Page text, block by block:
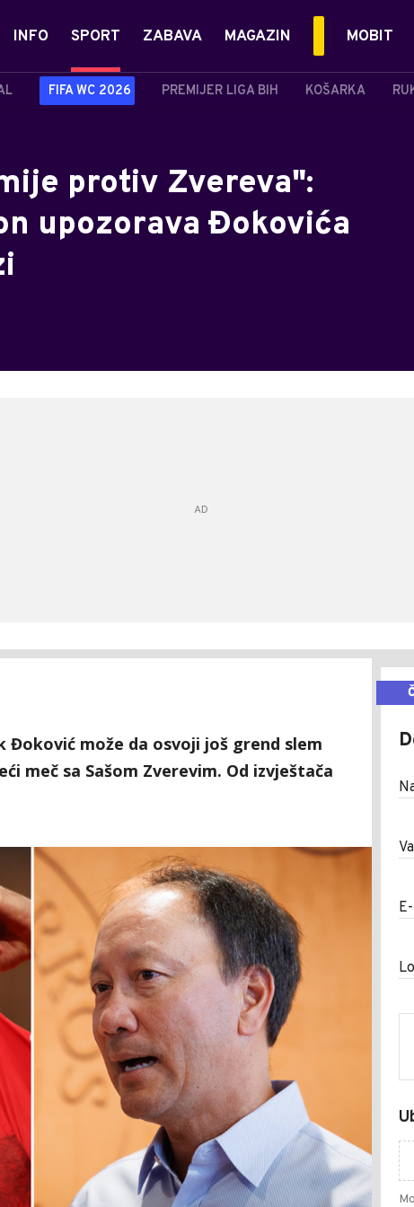
INFO SPORT
FIFA WC 2026 PREMIJER LIGA BIH KOŠARKA
ZABAVA MAGAZIN MOBIT
protiv Zvereva":
upozorava Đokovića
Đoković može da osvoji još grend slem
meč sa Sašom Zverevim. Od izvještača